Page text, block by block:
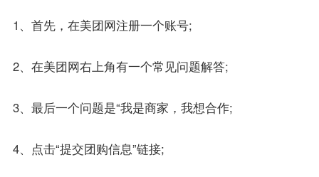
1、首先，在美团网注册一个账号;
2、在美团网右上角有一个常见问题解答;
3、最后一个问题是“我是商家，我想合作;
4、点击“提交团购信息”链接;